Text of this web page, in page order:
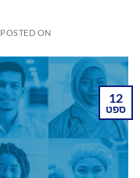
POSTED ON
12
ספט